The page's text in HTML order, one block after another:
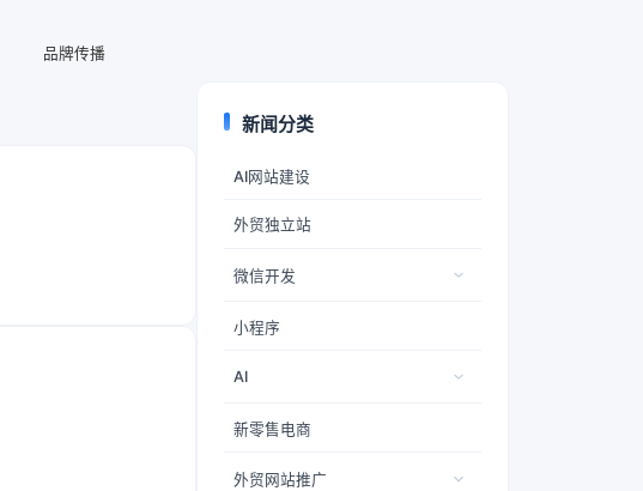
品牌传播
新闻分类
AI网站建设
外贸独立站
微信开发
小程序
AI
新零售电商
外贸网站推广